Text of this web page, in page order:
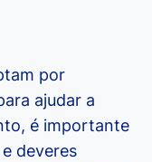
por
ajudar a
é importante
deveres